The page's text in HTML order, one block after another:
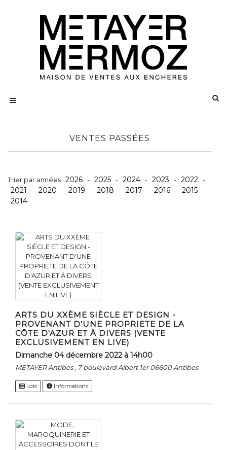
VENTES PASSÉES
Trier par années 2026 - 2025 - 2024 - 2023 - 2022 -
2021 - 2020 - 2019 - 2018 - 2017 - 2016 - 2015 -
2014
ARTS DU XXÈME SIÈCLE ET DESIGN -
PROVENANT D'UNE PROPRIETE DE LA
CÔTE D'AZUR ET À DIVERS (VENTE
EXCLUSIVEMENT EN LIVE)
dimanche 04 décembre 2022 à 14h00
METAYER Antibes , 7 boulevard Albert 1er 06600 Antibes
Lots Informations